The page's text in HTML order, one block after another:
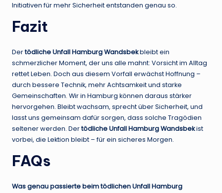
Initiativen für mehr Sicherheit entstanden genau so.
Fazit
Dertödliche Unfall Hamburg Wandsbekbleibt ein
schmerzlicher Moment, der uns alle mahnt: Vorsicht im Alltag
rettet Leben. Doch aus diesem Vorfall erwächst Hoffnung –
durch bessere Technik, mehr Achtsamkeit und starke
Gemeinschaften. Wir in Hamburg können daraus stärker
hervorgehen. Bleibt wachsam, sprecht über Sicherheit, und
lasst uns gemeinsam dafür sorgen, dass solche Tragödien
seltener werden. Dertödliche Unfall Hamburg Wandsbekist
vorbei, die Lektion bleibt – für ein sicheres Morgen.
FAQs
Was genau passierte beim tödlichen Unfall Hamburg